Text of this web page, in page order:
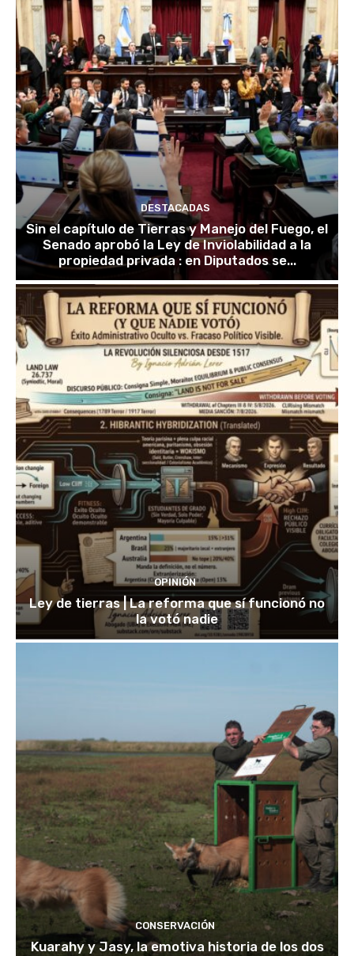
DESTACADAS
Sin el capítulo de Tierras y Manejo del Fuego, el
Senado aprobó la Ley de Inviolabilidad a la
propiedad privada : en Diputados se...
OPINIÓN
Ley de tierras | La reforma que sí funcionó no
la votó nadie
CONSERVACIÓN
Kuarahy y Jasy, la emotiva historia de los dos